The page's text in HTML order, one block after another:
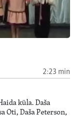
2:23 min
küla. Daša
Oti, Daša Peterson,